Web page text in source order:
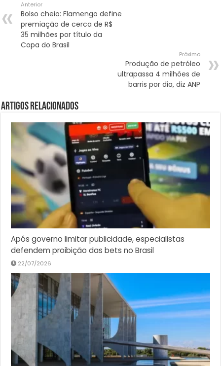
Anterior
Bolso cheio: Flamengo define
premiação de cerca de R$
35 milhões por título da
Copa do Brasil
Próximo
Produção de petróleo
ultrapassa 4 milhões de
barris por dia, diz ANP
Artigos Relacionados
Após governo limitar publicidade, especialistas
defendem proibição das bets no Brasil
22/07/2026